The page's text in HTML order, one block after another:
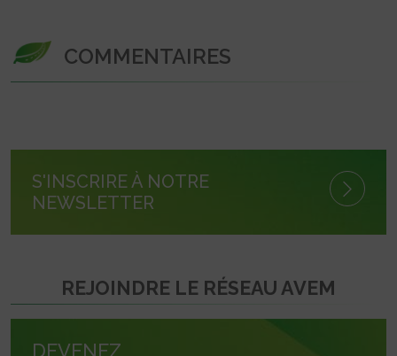
COMMENTAIRES
S'INSCRIRE À NOTRE
NEWSLETTER
REJOINDRE LE RÉSEAU AVEM
DEVENEZ